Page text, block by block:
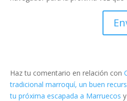
Haz tu comentario en relación con
tradicional marroquí, un buen
tu próxima escapada a Marruecos